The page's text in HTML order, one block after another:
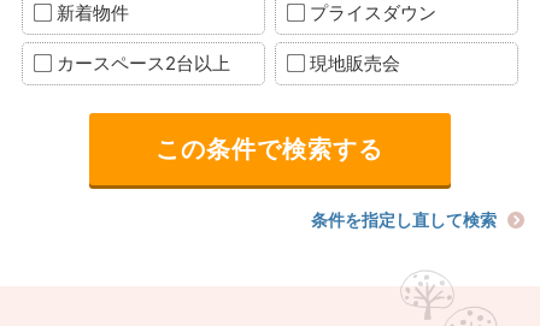
新着物件 プライスダウン
カースペース2台以上 現地販売会
条件を指定し直して検索